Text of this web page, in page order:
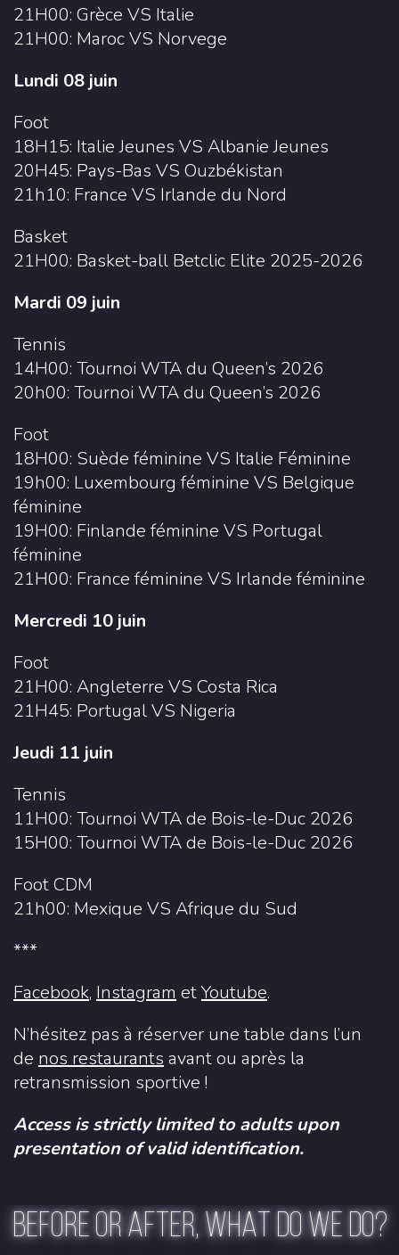
21H00: Grèce VS Italie
21H00: Maroc VS Norvege
Lundi 08 juin
Foot
18H15: Italie Jeunes VS Albanie Jeunes
20H45: Pays-Bas VS Ouzbékistan
21h10: France VS Irlande du Nord
Basket
21H00: Basket-ball Betclic Elite 2025-2026
Mardi 09 juin
Tennis
14H00: Tournoi WTA du Queen’s 2026
20h00: Tournoi WTA du Queen’s 2026
Foot
18H00: Suède féminine VS Italie Féminine
19h00: Luxembourg féminine VS Belgique
féminine
19H00: Finlande féminine VS Portugal
féminine
21H00: France féminine VS Irlande féminine
Mercredi 10 juin
Foot
21H00: Angleterre VS Costa Rica
21H45: Portugal VS Nigeria
Jeudi 11 juin
Tennis
11H00: Tournoi WTA de Bois-le-Duc 2026
15H00: Tournoi WTA de Bois-le-Duc 2026
Foot CDM
21h00: Mexique VS Afrique du Sud
***
Facebook, Instagram etYoutube.
N’hésitez pas à réserver une table dans l’un
de nos restaurants avant ou après la
retransmission sportive !
Access is strictly limited to adults upon
presentation of valid identification.
BEFORE OR AFTER, WHAT DO WE DO?